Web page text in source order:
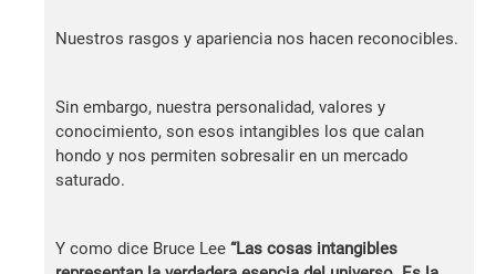
Nuestros rasgos y apariencia nos hacen reconocibles.
Sin embargo, nuestra personalidad, valores y
conocimiento, son esos intangibles los que calan
hondo y nos permiten sobresalir en un mercado
saturado.
Y como dice Bruce Lee “Las cosas intangibles